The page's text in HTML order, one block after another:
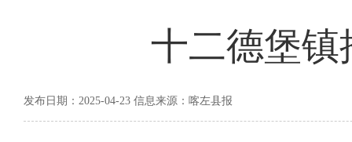
十二德堡镇
发布日期：2025-04-23 信息来源：喀左县报